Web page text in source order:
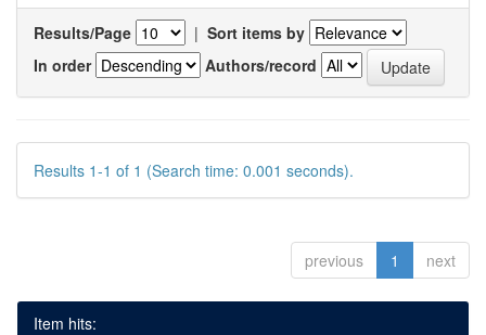
Results/Page | Sort items by
In order
Authors/record
Results 1-1 of 1 (Search time: 0.001 seconds).
previous 1 next
Item hits: